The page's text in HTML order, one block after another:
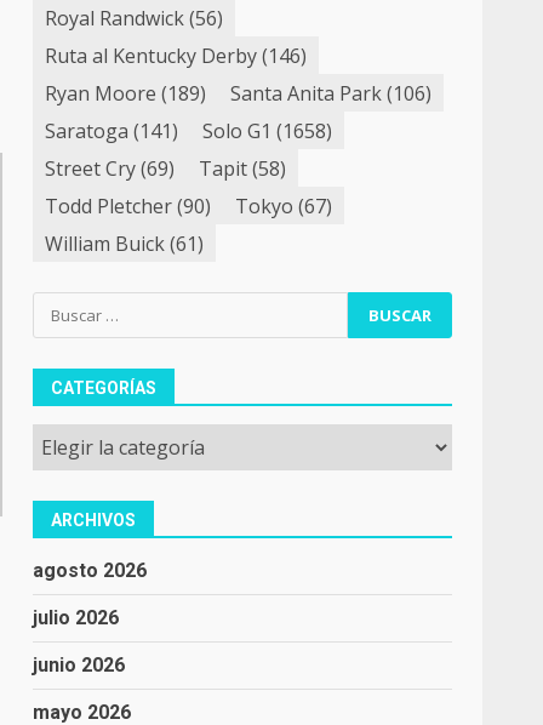
Royal Randwick(56)
Ruta al Kentucky Derby(146)
Ryan Moore (189) Santa Anita Park(106)
Saratoga (141) Solo G1 (1658)
Street Cry(69) Tapit(58)
Todd Pletcher(90) Tokyo (67)
William Buick(61)
Buscar:
CATEGORÍAS
Categorías
ARCHIVOS
agosto 2026
julio 2026
junio 2026
mayo 2026